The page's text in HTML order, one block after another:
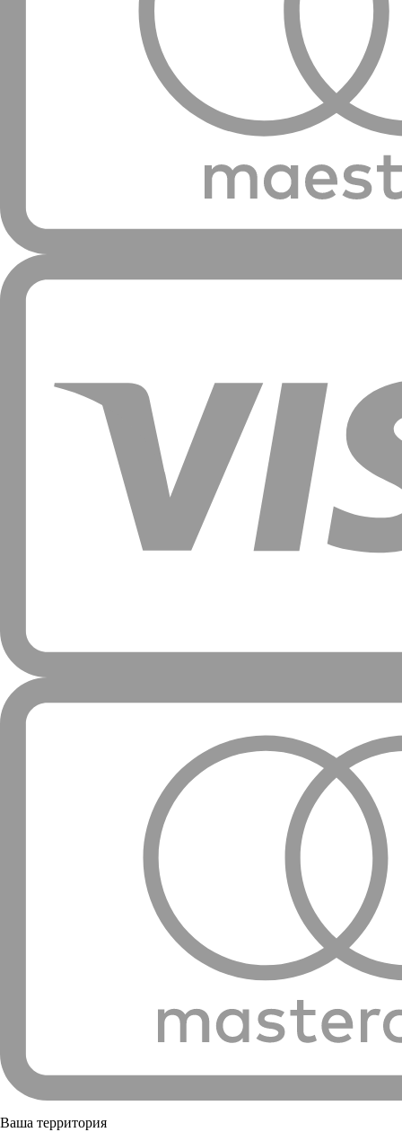
Ваша территория